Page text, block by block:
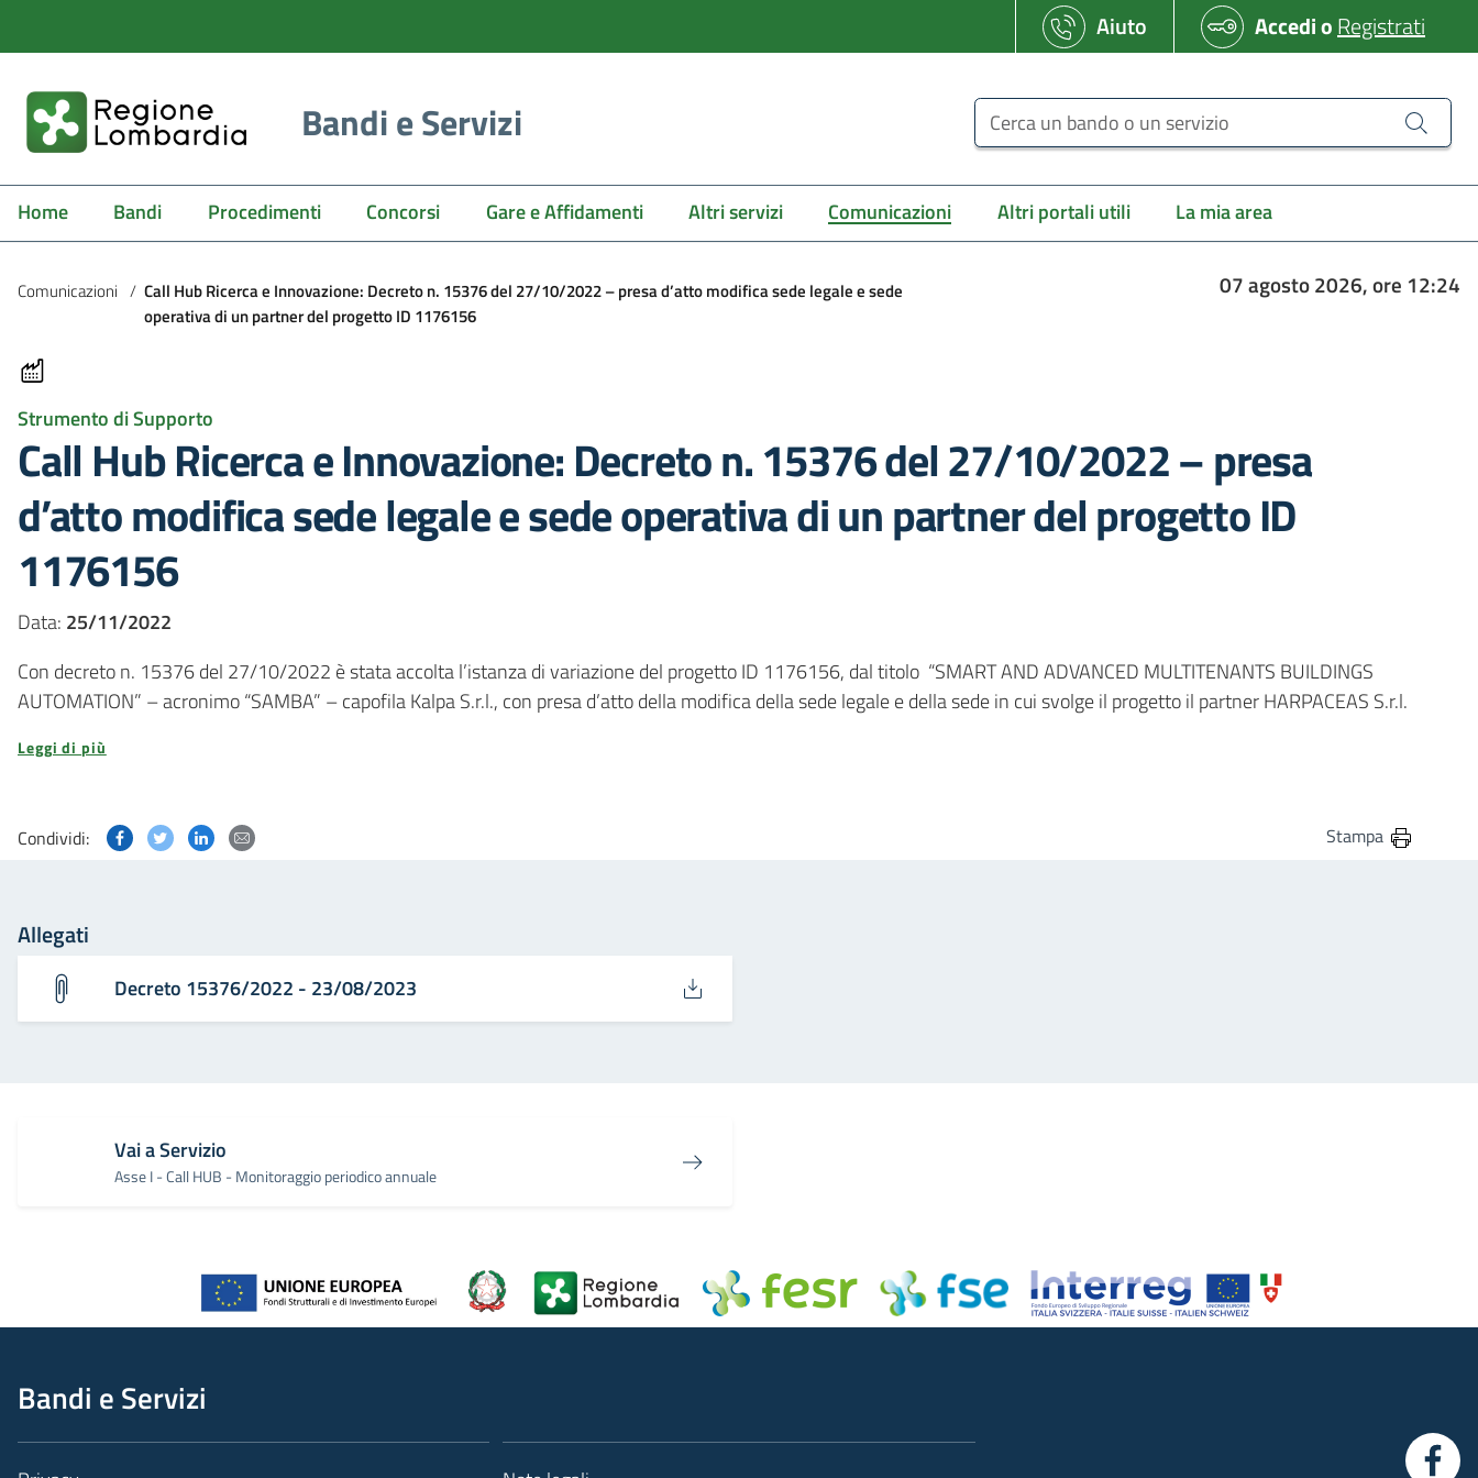
Aiuto AccedioRegistrati
Bandi e Servizi Cerca un bando o un servizio
Home Bandi Procedimenti Concorsi Gare e Affidamenti Altri servizi Comunicazioni Altri portali utili La mia area
Comunicazioni / Call Hub Ricerca e Innovazione: Decreto n. 15376 del 27/10/2022 – presa d’atto modifica sede legale e sede
operativa di un partner del progetto ID 1176156
07 agosto 2026, ore 12:24
Strumento di Supporto
Call Hub Ricerca e Innovazione: Decreto n. 15376 del 27/10/2022 – presa
d’atto modifica sede legale e sede operativa di un partner del progetto ID
1176156
Data: 25/11/2022
Con decreto n. 15376 del 27/10/2022 è stata accolta l’istanza di variazione del progetto ID 1176156, dal titolo “SMART AND ADVANCED MULTITENANTS BUILDINGS
AUTOMATION” – acronimo “SAMBA” – capofila Kalpa S.r.l., con presa d’atto della modifica della sede legale e della sede in cui svolge il progetto il partner HARPACEAS S.r.l.
Leggi di più
Condividi: Condividi questa pagina su Facebook
Condividi questa pagina su Twitter
Condividi questa pagina su Linkedin Stampa
Allegati
Decreto 15376/2022 - 23/08/2023
Vai a Servizio
Asse I - Call HUB - Monitoraggio periodico annuale
Bandi e Servizi